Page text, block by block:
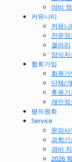
여비
커뮤니티
커뮤니
전문정
갤러리
양식자
협회가입
회원가
단체/
후원
개인정
평의원회
Service
문의
과학기
경비
2026